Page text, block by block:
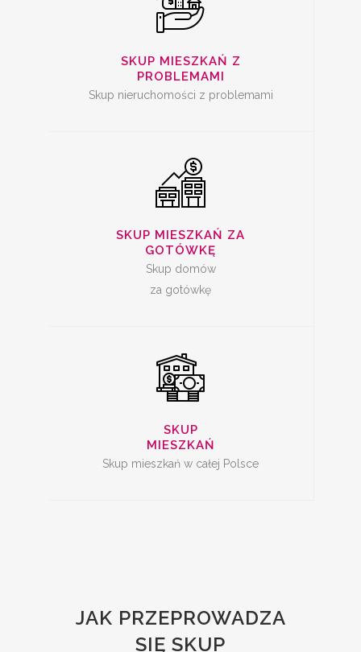
SKUP MIESZKAŃ Z
PROBLEMAMI
Skup nieruchomości z problemami
SKUP MIESZKAŃ ZA
GOTÓWKĘ
Skup domów
za gotówkę
SKUP
NIERUCHOMOŚCI ZA
GOTÓWKĘ
SKUP
MIESZKAŃ
Skup mieszkań w całej Polsce
SKUP MIESZKAŃ
JAK PRZEPROWADZA
SIĘ SKUP